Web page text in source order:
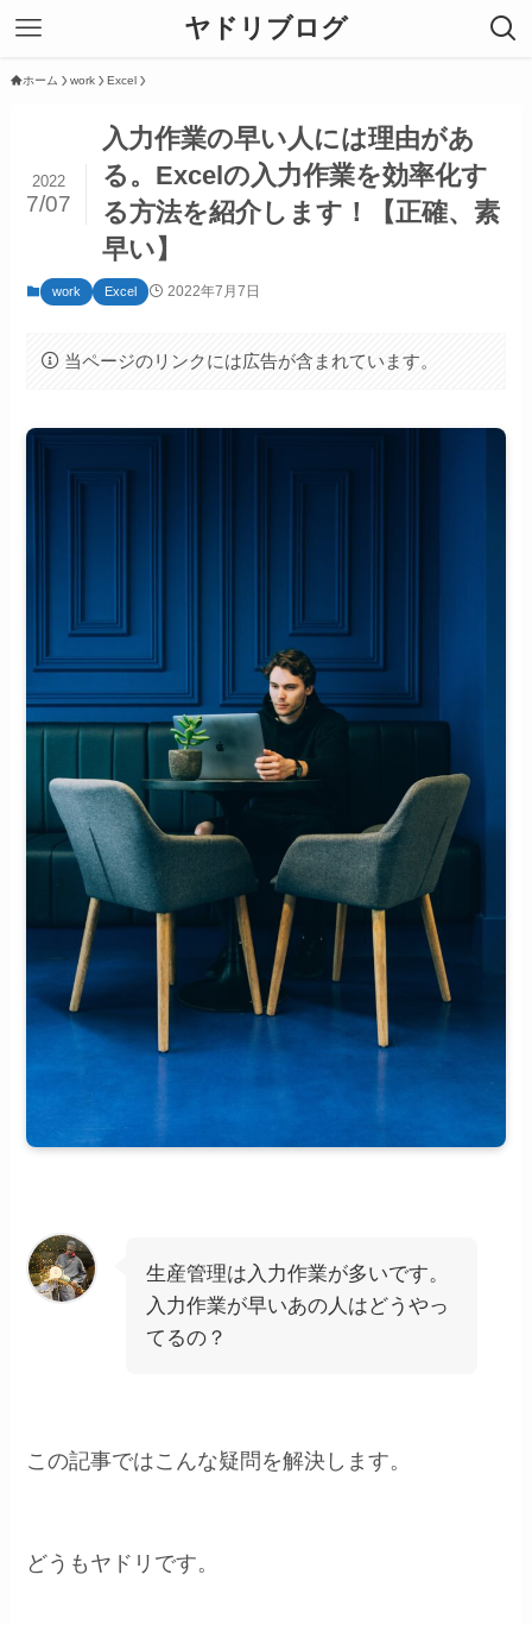
ヤドリブログ
ホーム work Excel
入力作業の早い人には理由があ
る。Excelの入力作業を効率化す
る方法を紹介します！【正確、素
早い】
2022
7/07
work Excel 2022年7月7日
当ページのリンクには広告が含まれています。
生産管理は入力作業が多いです。
入力作業が早いあの人はどうやっ
てるの？
この記事ではこんな疑問を解決します。
どうもヤドリです。